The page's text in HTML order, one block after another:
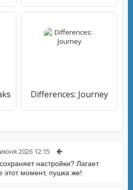
Differences: Journey
2026 12:15
настройки? Лагает
этот момент, пушка же!